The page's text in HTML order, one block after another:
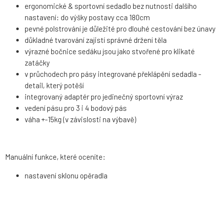
ergonomické & sportovní sedadlo bez nutnosti dalšího
nastavení: do výšky postavy cca 180cm
pevné polstrování je důležité pro dlouhé cestování bez únavy
důkladné tvarování zajistí správné držení těla
výrazné bočnice sedáku jsou jako stvořené pro klikaté
zatáčky
v průchodech pro pásy integrované překlápění sedadla -
detail, který potěší
integrovaný adaptér pro jedinečný sportovní výraz
vedení pásu pro 3 i 4 bodový pás
váha +-15kg (v závislosti na výbavě)
Manuální funkce, které oceníte:
nastavení sklonu opěradla